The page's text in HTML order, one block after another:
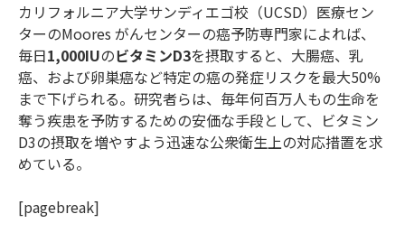
カリフォルニア大学サンディエゴ校（UCSD）医療セン
ターのMoores がんセンターの癌予防専門家によれば、
毎日1,000IUのビタミンD3を摂取すると、大腸癌、乳
癌、および卵巣癌など特定の癌の発症リスクを最大50%
まで下げられる。研究者らは、毎年何百万人もの生命を
奪う疾患を予防するための安価な手段として、ビタミン
D3の摂取を増やすよう迅速な公衆衛生上の対応措置を求
めている。
[pagebreak]